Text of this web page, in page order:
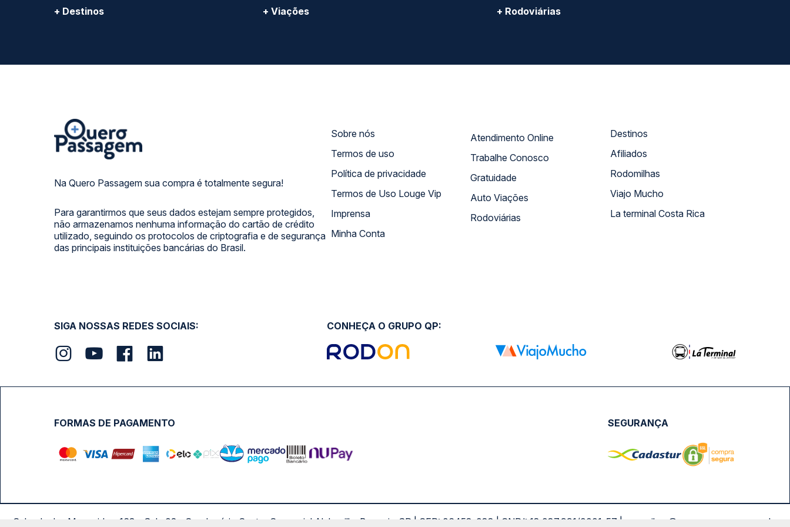
+ Destinos
+ Viações
+ Rodoviárias
Na Quero Passagem sua compra é totalmente segura!
Para garantirmos que seus dados estejam sempre protegidos,
não armazenamos nenhuma informação do cartão de crédito
utilizado, seguindo os protocolos de criptografia e de segurança
das principais instituições bancárias do Brasil.
Sobre nós
Termos de uso
Política de privacidade
Termos de Uso Louge Vip
Imprensa
Minha Conta
Atendimento Online
Trabalhe Conosco
Gratuidade
Auto Viações
Rodoviárias
Destinos
Afiliados
Rodomilhas
Viajo Mucho
La terminal Costa Rica
SIGA NOSSAS REDES SOCIAIS: CONHEÇA O GRUPO QP:
FORMAS DE PAGAMENTO SEGURANÇA
Calçada das Margaridas, 163 - Sala 02 - Condomínio Centro Comercial Alphaville, Barueri - SP | CEP: 06453-038 | CNPJ: 18.087.991/0001-57 | saconibus@queropassagem.com.br